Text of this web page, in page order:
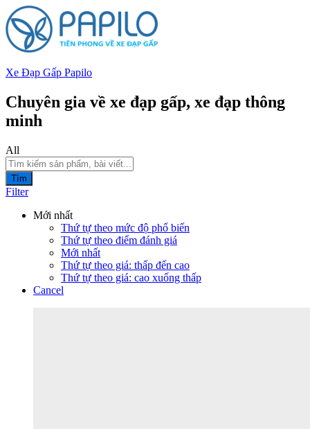
Xe Đạp Gấp Papilo
Chuyên gia về xe đạp gấp, xe đạp thông
minh
All
Tìm
Filter
Mới nhất
Thứ tự theo mức độ phổ biến
Thứ tự theo điểm đánh giá
Mới nhất
Thứ tự theo giá: thấp đến cao
Thứ tự theo giá: cao xuống thấp
Cancel